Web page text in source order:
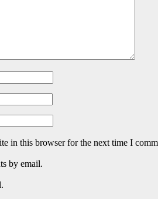
in this browser for the next time I
by email.